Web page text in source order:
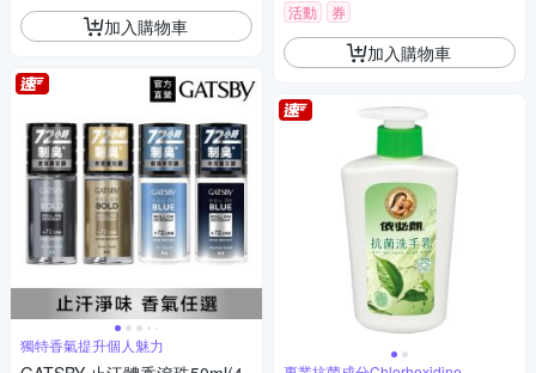
加入購物車
獨特香氣提升個人魅力
活動 券
加入購物車